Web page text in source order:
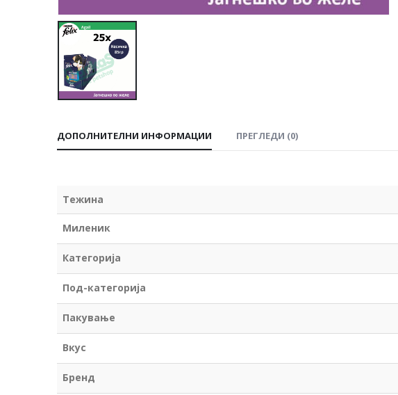
ДОПОЛНИТЕЛНИ ИНФОРМАЦИИ ПРЕГЛЕДИ (0)
Тежина
Миленик
Категорија
Под-категорија
Пакување
Вкус
Бренд